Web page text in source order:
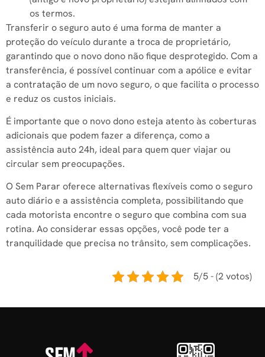
os termos.
Transferir o seguro auto é uma forma de manter a
proteção do veículo durante a troca de proprietário,
garantindo que o novo dono não fique desprotegido. Com a
transferência, é possível continuar com a apólice e evitar
a contratação de um novo seguro, o que facilita o processo
e reduz os custos iniciais.
É importante que o novo dono esteja atento às coberturas
adicionais que podem fazer a diferença, como a
assistência auto 24h, ideal para quem quer viajar ou
circular sem preocupações.
O Sem Parar oferece alternativas flexíveis como o seguro
auto diário e a assistência completa, possibilitando que
cada motorista encontre o seguro que combina com sua
rotina. Ao considerar essas opções, você pode ter a
tranquilidade que precisa no trânsito, sem complicações.
5/5 - (2 votos)